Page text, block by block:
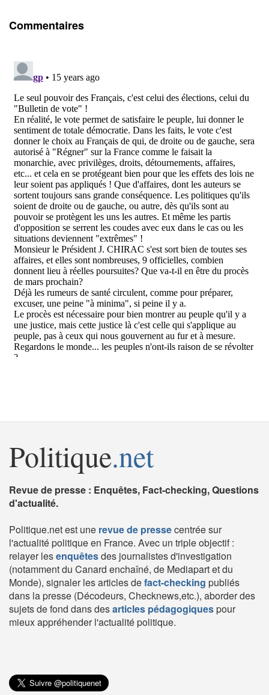
Commentaires
Politique.net
Revue de presse : Enquêtes, Fact-checking, Questions
d'actualité.
Politique.net est une revue de pressecentrée sur
l'actualité politique en France. Avec un triple objectif :
relayer lesenquêtesdes journalistes d'investigation
(notamment du Canard enchaîné, de Mediapart et du
Monde), signaler les articles defact-checking publiés
dans la presse (Décodeurs, Checknews,etc.), aborder des
sujets de fond dans desarticles pédagogiquespour
mieux appréhender l'actualité politique.